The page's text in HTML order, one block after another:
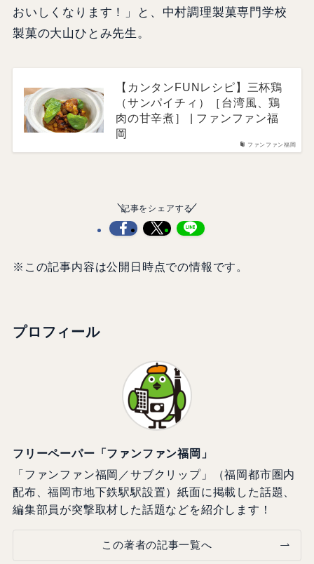
おいしくなります！」と、中村調理製菓専門学校
製菓の大山ひとみ先生。
ファンファン福岡
【カンタンFUNレシピ】三杯鶏
（サンパイチィ）［台湾風、鶏
肉の甘辛煮］ | ファンファン福
岡
記事をシェアする
※この記事内容は公開日時点での情報です。
プロフィール
フリーペーパー「ファンファン福岡」
「ファンファン福岡／サブクリップ」（福岡都市圏内
配布、福岡市地下鉄駅駅設置）紙面に掲載した話題、
編集部員が突撃取材した話題などを紹介します！
この著者の記事一覧へ